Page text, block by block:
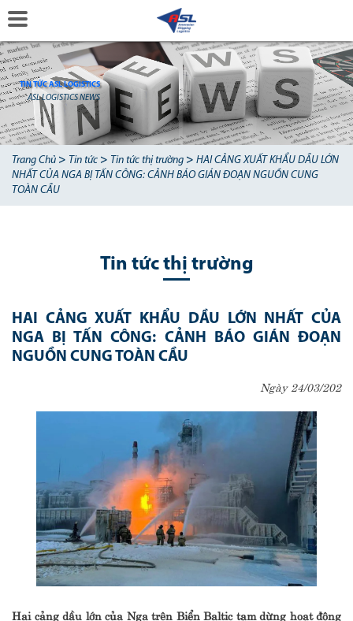
TIN TỨC ASL LOGISTICS
ASL LOGISTICS NEWS
Trang Chủ > Tin tức > Tin tức thị trường > HAI CẢNG XUẤT KHẨU DẦU LỚN
NHẤT CỦA NGA BỊ TẤN CÔNG: CẢNH BÁO GIÁN ĐOẠN NGUỒN CUNG
TOÀN CẦU
Tin tức thị trường
HAI CẢNG XUẤT KHẨU DẦU LỚN NHẤT CỦA
NGA BỊ TẤN CÔNG: CẢNH BÁO GIÁN ĐOẠN
NGUỒN CUNG TOÀN CẦU
Ngày 24/03/202
Hai cảng dầu lớn của Nga trên Biển Baltic tạm dừng hoạt động